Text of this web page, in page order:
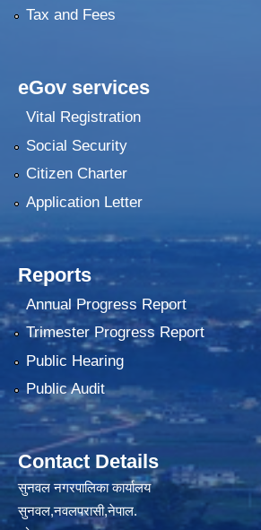
Tax and Fees
eGov services
Vital Registration
Social Security
Citizen Charter
Application Letter
Reports
Annual Progress Report
Trimester Progress Report
Public Hearing
Public Audit
Contact Details
सुनवल नगरपालिका कार्यालय
सुनवल,नवलपरासी,नेपाल.